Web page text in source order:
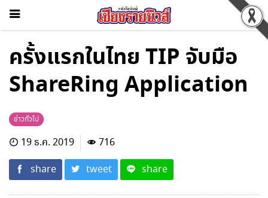
ครั้งแรกในไทย TIP จับมือ
ShareRing Application
ข่าวทั่วไป
19 ธ.ค. 2019
716
share
tweet share